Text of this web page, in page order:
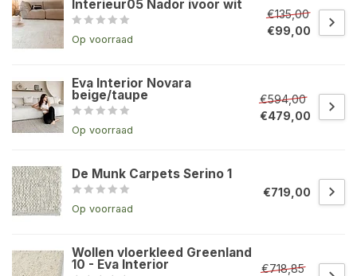
Interieur05 Nador ivoor wit
Op voorraad
€135,00
€99,00
Eva Interior Novara
beige/taupe
Op voorraad
€594,00
€479,00
De Munk Carpets Serino 1
Op voorraad
€719,00
Wollen vloerkleed Greenland
10 - Eva Interior
€718,85